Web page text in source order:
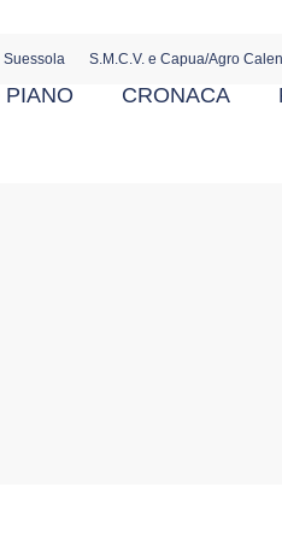
Suessola S.M.C.V. e Capua/Agro
PIANO CRONACA